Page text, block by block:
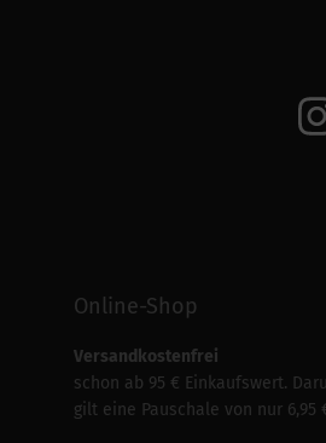
Online-Shop
Versandkostenfrei
schon ab 95 € Einkaufswert.
gilt eine Pauschale von nur 6,95